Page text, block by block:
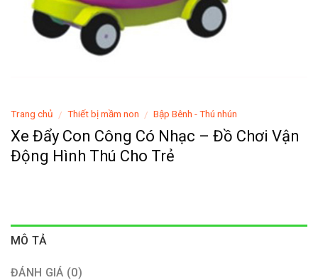
Trang chủ / Thiết bị mầm non / Bập Bênh - Thú nhún
Xe Đẩy Con Công Có Nhạc – Đồ Chơi Vận
Động Hình Thú Cho Trẻ
MÔ TẢ
ĐÁNH GIÁ (0)